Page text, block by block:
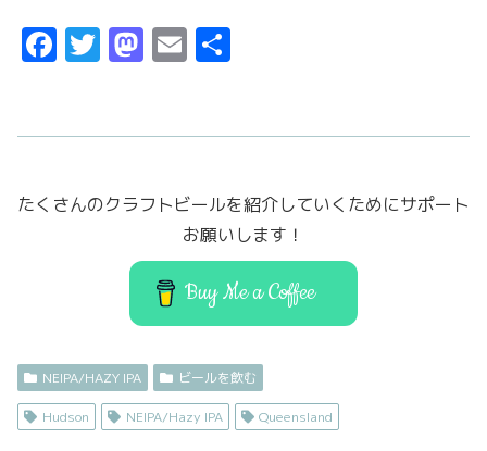
F
e
o
T
t
M
o
o
n
E
l
たくさんのクラフトビールを紹介していくためにサポート
お願いします！
Buy Me a Coffee
NEIPA/HAZY IPA ビールを飲む
Hudson NEIPA/Hazy IPA Queensland